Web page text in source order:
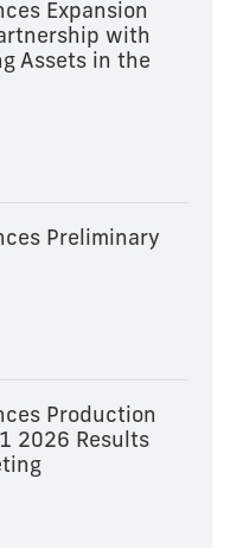
Expansion
with
Assets in the
Preliminary
Production
2026 Results